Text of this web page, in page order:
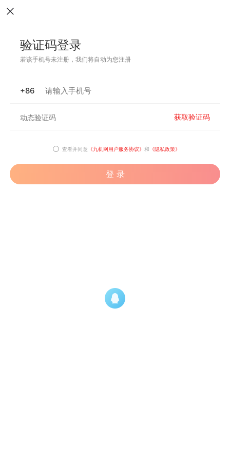
验证码登录
若该手机号未注册，我们将自动为您注册
+86
获取验证码
查看并同意 《九机网用户服务协议》 和 《隐私政策》
登 录